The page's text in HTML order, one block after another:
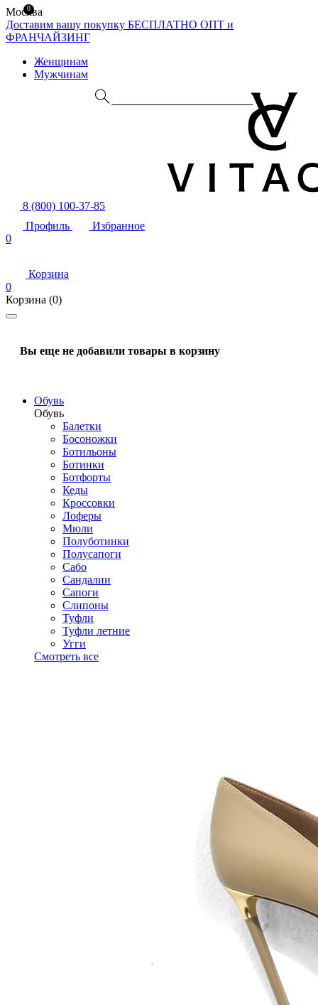
Москва
Доставим вашу покупку БЕСПЛАТНО ОПТ и
ФРАНЧАЙЗИНГ
Женщинам
Мужчинам
8 (800) 100-37-85
Профиль
Избранное
0
Корзина
0
Корзина (0)
Вы еще не добавили товары в корзину
Обувь
Обувь
Балетки
Босоножки
Ботильоны
Ботинки
Ботфорты
Кеды
Кроссовки
Лоферы
Мюли
Полуботинки
Полусапоги
Сабо
Сандалии
Сапоги
Слипоны
Туфли
Туфли летние
Угги
Смотреть все
0